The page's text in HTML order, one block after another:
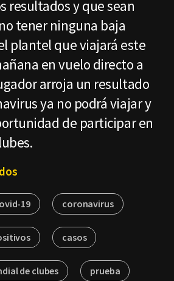
resultados y que sean
tener ninguna baja
plantel que viajará este
en vuelo directo a
arroja un resultado
ya no podrá viajar y
de participar en
19 coronavirus
casos
de clubes prueba